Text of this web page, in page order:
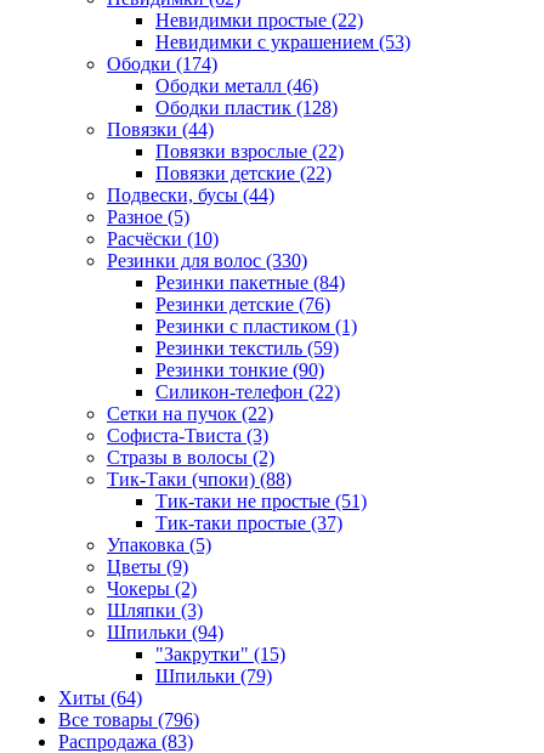
Невидимки простые (22)
Невидимки с украшением (53)
Ободки (174)
Ободки металл (46)
Ободки пластик (128)
Повязки (44)
Повязки взрослые (22)
Повязки детские (22)
Подвески, бусы (44)
Разное (5)
Расчёски (10)
Резинки для волос (330)
Резинки пакетные (84)
Резинки детские (76)
Резинки с пластиком (1)
Резинки текстиль (59)
Резинки тонкие (90)
Силикон-телефон (22)
Сетки на пучок (22)
Софиста-Твиста (3)
Стразы в волосы (2)
Тик-Таки (чпоки) (88)
Тик-таки не простые (51)
Тик-таки простые (37)
Упаковка (5)
Цветы (9)
Чокеры (2)
Шляпки (3)
Шпильки (94)
"Закрутки" (15)
Шпильки (79)
Хиты (64)
Все товары (796)
Распродажа (83)